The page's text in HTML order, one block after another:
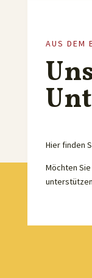
AUS DEM
Hier finden
Möchten